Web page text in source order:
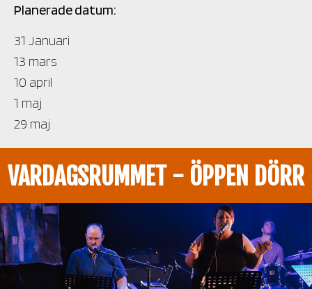
Planerade datum:
31 Januari
13 mars
10 april
1 maj
29 maj
VARDAGSRUMMET - ÖPPEN DÖRR